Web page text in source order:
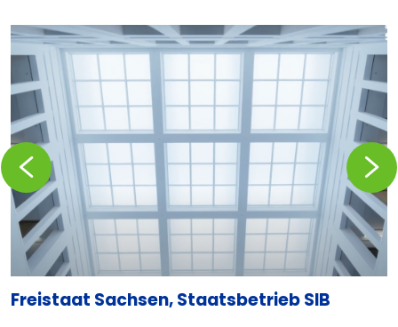
Freistaat Sachsen, Staatsbetrieb SIB
Zurückblättern